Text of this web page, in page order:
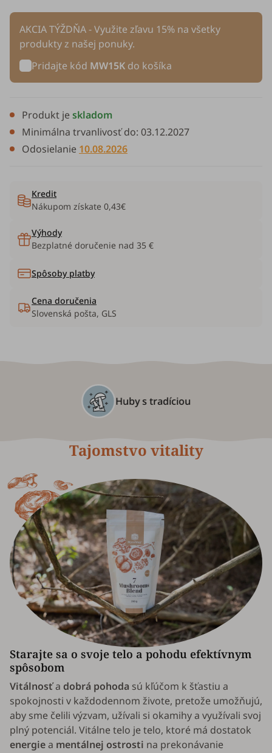
AKCIA TÝŽDŇA - Využite zľavu 15% na všetky
produkty z našej ponuky.
Pridajte kód MW15K do košíka
Produkt jeskladom
Minimálna trvanlivosť do: 03.12.2027
Odosielanie 10.08.2026
Kredit
Nákupom získate 0,43€
Výhody
Bezplatné doručenie nad 35 €
Spôsoby platby
Cena doručenia
Slovenská pošta, GLS
Huby s tradíciou
Tajomstvo vitality
Starajte sa o svoje telo a pohodu efektívnym
spôsobom
Vitálnosťa dobrá pohoda sú kľúčom k šťastiu a
spokojnosti v každodennom živote, pretože umožňujú,
aby sme čelili výzvam, užívali si okamihy a využívali svoj
plný potenciál. Vitálne telo je telo, ktoré má dostatok
energiea mentálnej ostrosti na prekonávanie